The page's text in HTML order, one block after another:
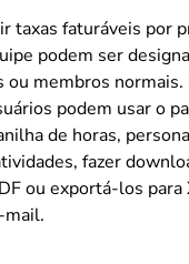
taxas faturáveis por
podem ser
ou membros
podem usar o
de horas,
fazer
ou exportá-los para